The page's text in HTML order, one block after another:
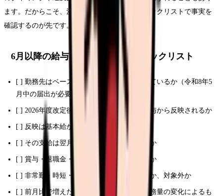
ます。だからこそ、決めつける前に、次のチェックリストで事実を
確認するのが先です。
6月以降の給与明細で確認するチェックリスト
[ ] 勤務先はベースアップ評価料の届出をしているか（令和8年5
月中の届出が必要）
[ ] 2026年度改定後の賃上げ分は、いつの給与から反映されるか
[ ] 反映は基本給か、手当か、一時金か
[ ] その支給は翌月以降も続く恒常的なものか
[ ] 賞与・退職金・残業代単価に反映されるか
[ ] 非常勤・時短・夜勤専従・パートも対象か、対象外か
[ ] 前月比で増えた項目が、夜勤回数など勤務量の変化によるも